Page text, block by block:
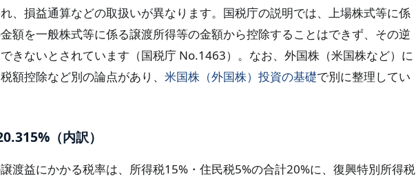
、損益通算などの取扱いが異なります。国税庁の説明では、上場株式等に係
額を一般株式等に係る譲渡所得等の金額から控除することはできず、その逆
きないとされています（国税庁 No.1463）。なお、外国株（米国株など）に
額控除など別の論点があり、 米国株（外国株）投資の基礎で別に整理してい
（内訳）
渡益にかかる税率は、所得税15%・住民税5%の合計20%に、復興特別所得税